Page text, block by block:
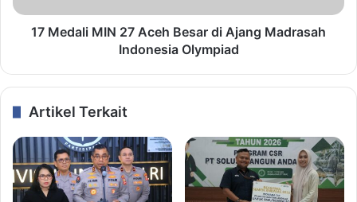
17 Medali MIN 27 Aceh Besar di Ajang Madrasah
Indonesia Olympiad
Artikel Terkait